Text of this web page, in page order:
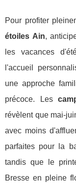
Pour profiter
étoiles Ain,
les vacances
l'accueil
une approche
précoce. Les
révèlent que mai-
avec moins
parfaites pour la
tandis que le
Bresse en pleine